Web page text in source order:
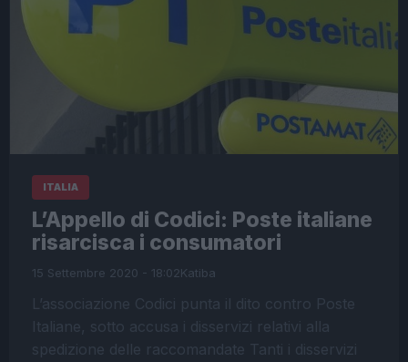
ITALIA
L’Appello di Codici: Poste italiane
risarcisca i consumatori
15 Settembre 2020 - 18:02Katiba
L’associazione Codici punta il dito contro Poste
Italiane, sotto accusa i disservizi relativi alla
spedizione delle raccomandate Tanti i disservizi